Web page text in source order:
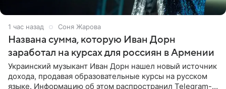
1 час назад Соня Жарова
Названа сумма, которую Иван Дорн
заработал на курсах для россиян в Армении
Украинский музыкант Иван Дорн нашел новый источник
дохода, продавая образовательные курсы на русском
языке. Информацию об этом распространил Telegram-